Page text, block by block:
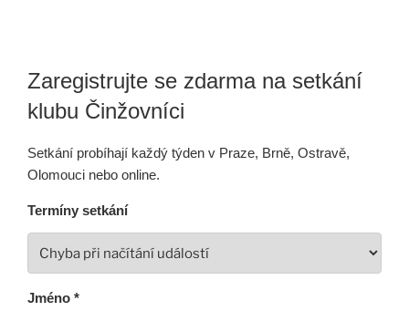
Zaregistrujte se zdarma na setkání
klubu Činžovníci
Setkání probíhají každý týden v Praze, Brně, Ostravě,
Olomouci nebo online.
Termíny setkání
Jméno *